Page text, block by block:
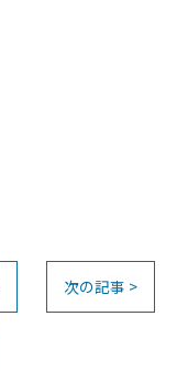
次の記事 >